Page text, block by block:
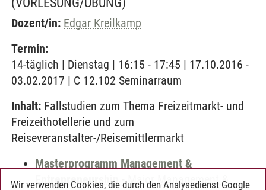
Dozent/in: Edgar Kreilkamp
Termin:
14-täglich | Dienstag | 16:15 - 17:45 | 17.10.2016 -
03.02.2017 | C 12.102 Seminarraum
Inhalt: Fallstudien zum Thema Freizeitmarkt- und
Freizeithotellerie und zum
Reiseveranstalter-/Reisemittlermarkt
Masterprogramm Management &
Entrepreneurship -Major Management &
Wir verwenden Cookies, die durch den Analysedienst Google